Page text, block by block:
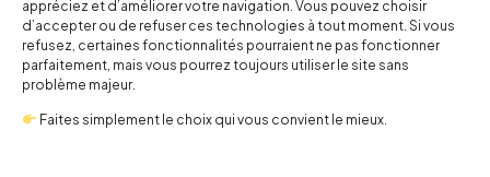
appréciez et d’améliorer votre navigation. Vous pouvez choisir
d’accepter ou de refuser ces technologies à tout moment. Si vous
refusez, certaines fonctionnalités pourraient ne pas fonctionner
parfaitement, mais vous pourrez toujours utiliser le site sans
problème majeur.
Faites simplement le choix qui vous convient le mieux.